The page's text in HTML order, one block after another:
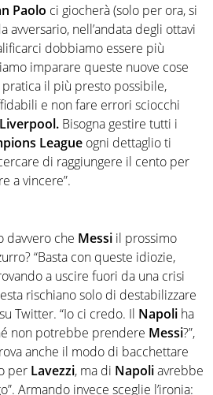
Paolo ci giocherà (solo per ora, si
avversario, nell’andata degli ottavi
dobbiamo essere più
imparare queste nuove cose
il più presto possibile,
e non fare errori sciocchi
Bisogna gestire tutti i
League ogni dettaglio ti
di raggiungere il cento per
a vincere”.
davvero che Messi il prossimo
“Basta con queste idiozie,
a uscire fuori da una crisi
rischiano solo di destabilizzare
Twitter. “Io ci credo. Il Napoli ha
non potrebbe prendere Messi?”,
anche il modo di bacchettare
per Lavezzi, ma di Napoliavrebbe
Armando invece sceglie l’ironia: